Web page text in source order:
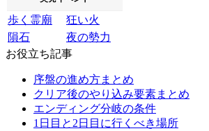
歩く霊廟
狂い火
隕石
夜の勢力
お役立ち記事
序盤の進め方まとめ
クリア後のやり込み要素まとめ
エンディング分岐の条件
1日目と2日目に行くべき場所